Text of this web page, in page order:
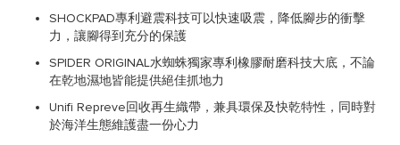
SHOCKPAD專利避震科技可以快速吸震，降低腳步的衝擊
力，讓腳得到充分的保護
SPIDER ORIGINAL水蜘蛛獨家專利橡膠耐磨科技大底，不論
在乾地濕地皆能提供絕佳抓地力
Unifi Repreve回收再生織帶，兼具環保及快乾特性，同時對
於海洋生態維護盡一份心力